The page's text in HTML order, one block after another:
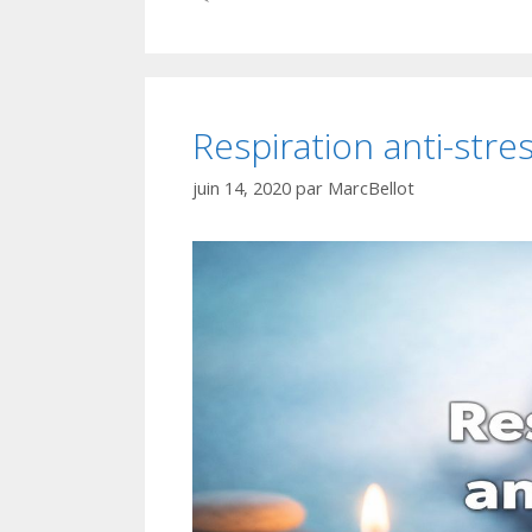
Respiration anti-
juin 14, 2020 par MarcBellot